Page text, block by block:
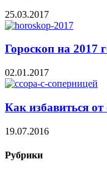
25.03.2017
Гороскоп на 2017
02.01.2017
Как избавиться
19.07.2016
Рубрики